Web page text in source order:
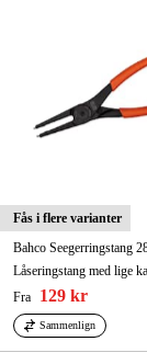
Varemærker
Artikler og
Ofte stillede
Fås i flere varianter
Bahco Seegerringstang
Fra
129 kr
Sammenlign